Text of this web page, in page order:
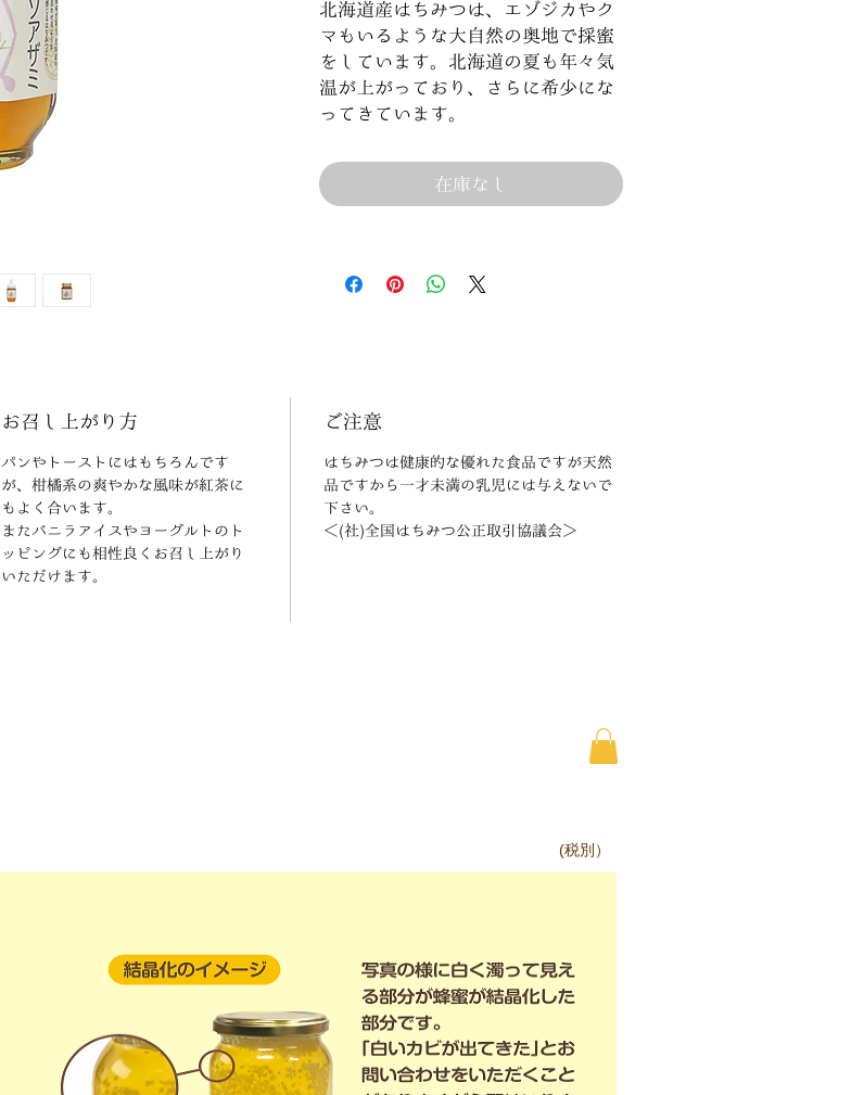
北海道産はちみつは、エゾジカやク
マもいるような大自然の奥地で採蜜
をしています。北海道の夏も年々気
温が上がっており、さらに希少にな
ってきています。
在庫なし
お召し上がり方
パンやトーストにはもちろんです
が、柑橘系の爽やかな風味が紅茶に
もよく合います。
またバニラアイスやヨーグルトのト
ッピングにも相性良くお召し上がり
いただけます。
ご注意
はちみつは健康的な優れた食品ですが天然
品ですから一才未満の乳児には与えないで
下さい。
＜(社)全国はちみつ公正取引協議会＞
(税別）